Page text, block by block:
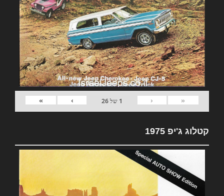
«
‹
1 של26
›
»
קטלוג ג'יפ 1975